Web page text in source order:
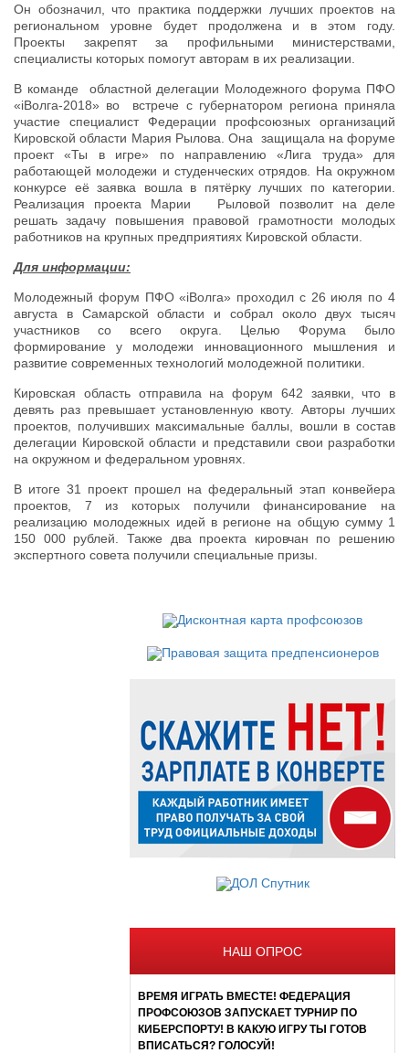
Он обозначил, что практика поддержки лучших проектов на
региональном уровне будет продолжена и в этом году.
Проекты закрепят за профильными министерствами,
специалисты которых помогут авторам в их реализации.
В команде областной делегации Молодежного форума ПФО
«iВолга-2018» во встрече с губернатором региона приняла
участие специалист Федерации профсоюзных организаций
Кировской области Мария Рылова. Она защищала на форуме
проект «Ты в игре» по направлению «Лига труда» для
работающей молодежи и студенческих отрядов. На окружном
конкурсе её заявка вошла в пятёрку лучших по категории.
Реализация проекта Марии Рыловой позволит на деле
решать задачу повышения правовой грамотности молодых
работников на крупных предприятиях Кировской области.
Для информации:
Молодежный форум ПФО «iВолга» проходил с 26 июля по 4
августа в Самарской области и собрал около двух тысяч
участников со всего округа. Целью Форума было
формирование у молодежи инновационного мышления и
развитие современных технологий молодежной политики.
Кировская область отправила на форум 642 заявки, что в
девять раз превышает установленную квоту. Авторы лучших
проектов, получивших максимальные баллы, вошли в состав
делегации Кировской области и представили свои разработки
на окружном и федеральном уровнях.
В итоге 31 проект прошел на федеральный этап конвейера
проектов, 7 из которых получили финансирование на
реализацию молодежных идей в регионе на общую сумму 1
150 000 рублей. Также два проекта кировчан по решению
экспертного совета получили специальные призы.
НАШ ОПРОС
ВРЕМЯ ИГРАТЬ ВМЕСТЕ! ФЕДЕРАЦИЯ
ПРОФСОЮЗОВ ЗАПУСКАЕТ ТУРНИР ПО
КИБЕРСПОРТУ! В КАКУЮ ИГРУ ТЫ ГОТОВ
ВПИСАТЬСЯ? ГОЛОСУЙ!